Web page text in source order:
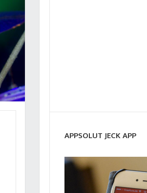
APPSOLUT JECK APP